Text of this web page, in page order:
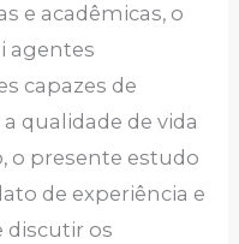
e acadêmicas, o
agentes
capazes de
qualidade de vida
o presente estudo
de experiência e
discutir os